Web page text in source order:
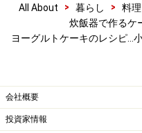
切り分けて、お好み
ャムなど添える
そのままか、蜂蜜やメ
All About > 暮らし > 料
炊飯器で作るケ
ヨーグルトケーキのレシピ…
会社概要
投資家情報